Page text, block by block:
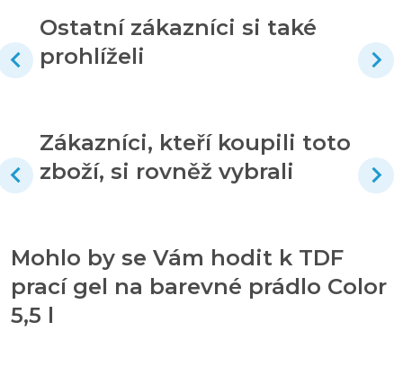
Ostatní zákazníci si také
prohlíželi
Zákazníci, kteří koupili toto
zboží, si rovněž vybrali
Mohlo by se Vám hodit k TDF
prací gel na barevné prádlo Color
5,5 l